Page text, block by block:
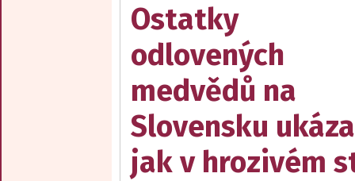
Ostatky
odlovených
medvědů na
Slovensku
jak v hrozivém